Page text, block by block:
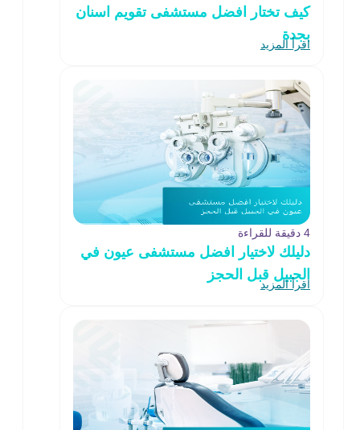
كيف تختار افضل مستشفى تقويم اسنان
بجدة
اقرأ المزيد
4 دقيقة للقراءة
دليلك لاختيار افضل مستشفى عيون في
الجبيل قبل الحجز
اقرأ المزيد